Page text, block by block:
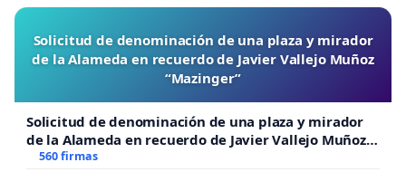
Solicitud de denominación de una plaza y mirador
de la Alameda en recuerdo de Javier Vallejo Muñoz
“Mazinger”
Solicitud de denominación de una plaza y mirador
de la Alameda en recuerdo de Javier Vallejo Muñoz
“Mazinger”
560 firmas